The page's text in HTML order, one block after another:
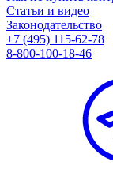
Статьи и видео
Законодательство
+7 (495) 115-62-78
8-800-100-18-46